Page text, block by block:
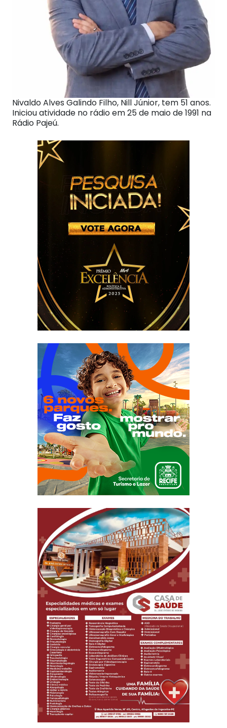
Nivaldo Alves Galindo Filho, Nill Júnior, tem 51 anos.
Iniciou atividade no rádio em 25 de maio de 1991 na
Rádio Pajeú.